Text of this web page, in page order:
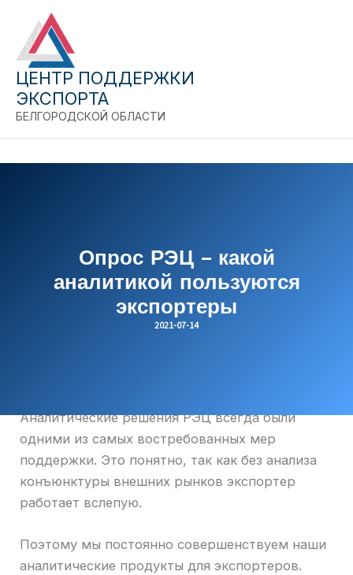
Перейти
содержимому
ЦЕНТР ПОДДЕРЖКИ
ЭКСПОРТА
БЕЛГОРОДСКОЙ ОБЛАСТИ
Опрос РЭЦ – какой
аналитикой пользуются
экспортеры
2021-07-14
Аналитические решения РЭЦ всегда были
одними из самых востребованных мер
поддержки. Это понятно, так как без анализа
конъюнктуры внешних рынков экспортер
работает вслепую.
Поэтому мы постоянно совершенствуем наши
аналитические продукты для экспортеров.